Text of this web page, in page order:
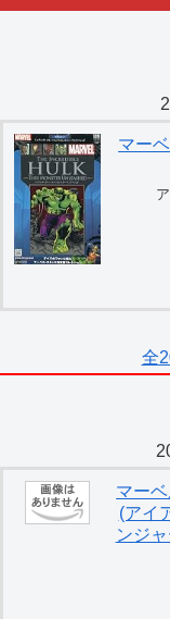
マー
全
マー
(アイ
ンジ